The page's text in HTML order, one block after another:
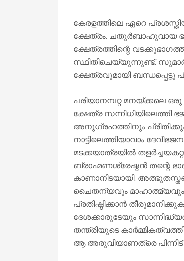
കേരളത്തിലെ ഏറെ
ക്ഷേത്രം. ചതുർബാഹുവായ
ക്ഷേത്രത്തിന്റെ
സ്ഥിതിചെയ്യുന്നുണ്ട്.
ക്ഷേത്രവുമായി
പരിയാനമ്പറ്റ മനയ്ക്കലെ
ക്ഷേത്ര സന്നിധിയിലെത്തി
അനുഗ്രഹത്തിനും
നാട്ടിലെത്തിയാവാം
മടക്കയാത്രയിൽ
ബ്രാഹ്മണശ്രേഷ്ഠൻ തന്റെ
കാണാനിടയായി.
ചൈതന്യവും മാഹാത്മ്യവും
പ്രതിഷ്ഠിക്കാൻ
ദേശക്കാരുടേയും
തന്ത്രിയുടെ
ആ അരുവിയാണത്രെ പിന്നീട്